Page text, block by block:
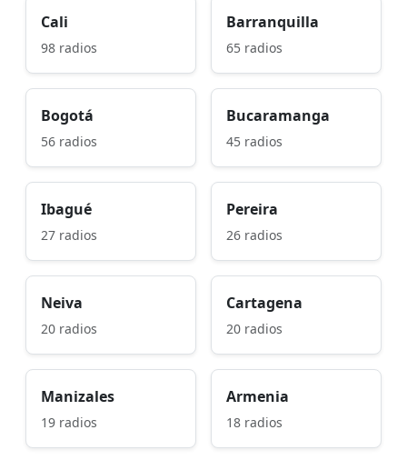
Cali
98 radios
Barranquilla
65 radios
Bogotá
56 radios
Bucaramanga
45 radios
Ibagué
27 radios
Pereira
26 radios
Neiva
20 radios
Cartagena
20 radios
Manizales
19 radios
Armenia
18 radios